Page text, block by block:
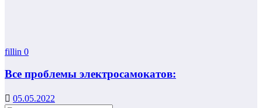
fillin 0
Все проблемы электросамокатов:
05.05.2022